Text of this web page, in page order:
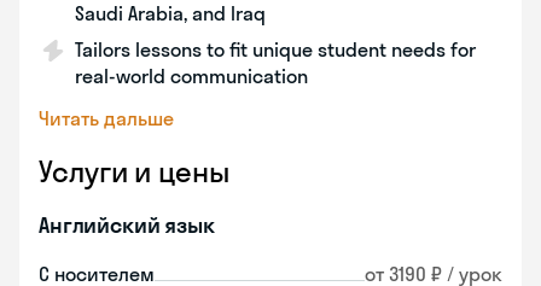
Saudi Arabia, and Iraq
Tailors lessons to fit unique student needs for
real-world communication
Читать дальше
Услуги и цены
Английский язык
С носителем от 3190 ₽ / урок